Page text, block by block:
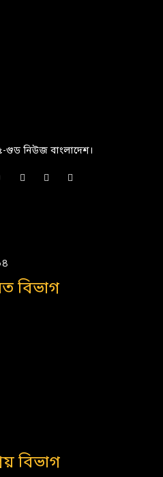
নিউজ বাংলাদেশ।
বিভাগ
বিভাগ